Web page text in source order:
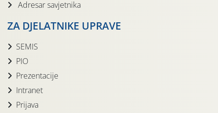
Adresar savjetnika
ZA DJELATNIKE UPRAVE
SEMIS
PIO
Prezentacije
Intranet
Prijava